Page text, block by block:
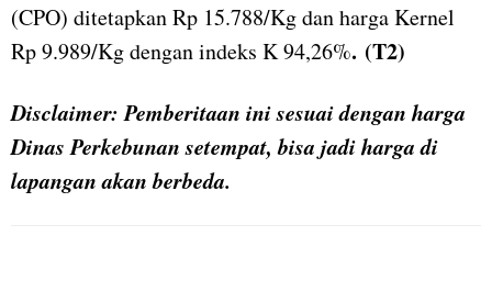
(CPO) ditetapkan Rp 15.788/Kg dan harga Kernel
Rp 9.989/Kg dengan indeks K 94,26%. (T2)
Disclaimer: Pemberitaan ini sesuai dengan harga
Dinas Perkebunan setempat, bisa jadi harga di
lapangan akan berbeda.